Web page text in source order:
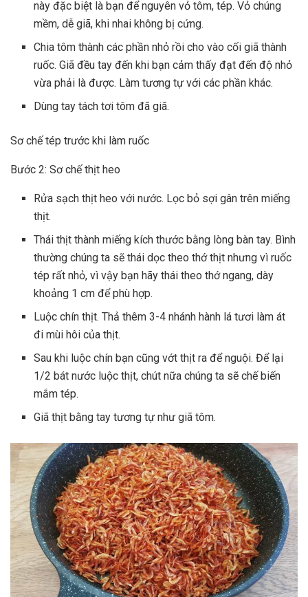
này đặc biệt là bạn để nguyên vỏ tôm, tép. Vỏ chúng
mềm, dễ giã, khi nhai không bị cứng.
Chia tôm thành các phần nhỏ rồi cho vào cối giã thành
ruốc. Giã đều tay đến khi bạn cảm thấy đạt đến độ nhỏ
vừa phải là được. Làm tương tự với các phần khác.
Dùng tay tách tơi tôm đã giã.
Sơ chế tép trước khi làm ruốc
Bước 2: Sơ chế thịt heo
Rửa sạch thịt heo với nước. Lọc bỏ sợi gân trên miếng
thịt.
Thái thịt thành miếng kích thước bằng lòng bàn tay. Bình
thường chúng ta sẽ thái dọc theo thớ thịt nhưng vì ruốc
tép rất nhỏ, vì vậy bạn hãy thái theo thớ ngang, dày
khoảng 1 cm để phù hợp.
Luộc chín thịt. Thả thêm 3-4 nhánh hành lá tươi làm át
đi mùi hôi của thịt.
Sau khi luộc chín bạn cũng vớt thịt ra để nguội. Để lại
1/2 bát nước luộc thịt, chút nữa chúng ta sẽ chế biến
mắm tép.
Giã thịt bằng tay tương tự như giã tôm.